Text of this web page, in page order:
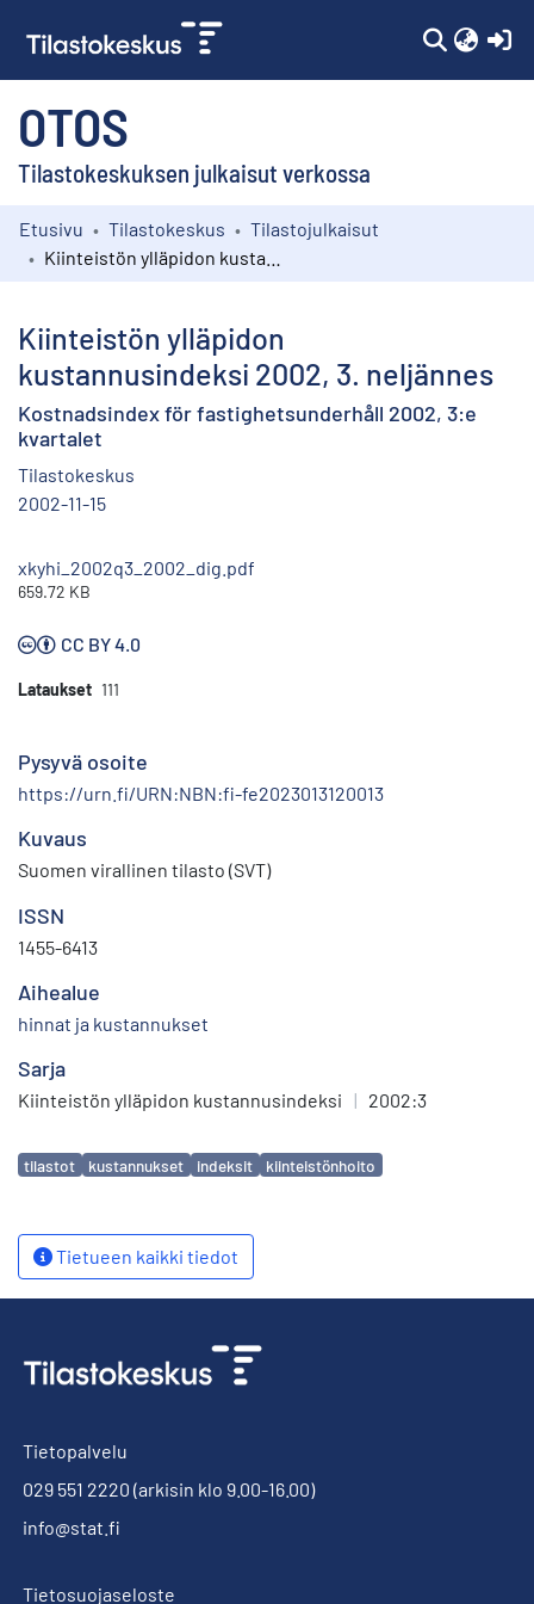
OTOS
Tilastokeskuksen julkaisut verkossa
Kokoelmat
Etusivu Tilastokeskus
Tilastojulkaisut
Kiinteistön ylläpidon
kustannusindeksi 2002, 3. neljännes
Kostnadsindex för fastighetsunderhåll 2002, 3:e
kvartalet
Tilastokeskus
2002-11-15
xkyhi_2002q3_2002_dig.pdf
659.72 KB
CC BY 4.0
Lataukset 111
Pysyvä osoite
https://urn.fi/URN:NBN:fi-fe2023013120013
Kuvaus
Suomen virallinen tilasto (SVT)
ISSN
1455-6413
Aihealue
hinnat ja kustannukset
Sarja
Kiinteistön ylläpidon kustannusindeksi | 2002:3
Avainsanat
tilastot kustannukset indeksit kiinteistönhoito
Tietueen kaikki tiedot
Tietopalvelu
029 551 2220 (arkisin klo 9.00-16.00)
info@stat.fi
Tietosuojaseloste